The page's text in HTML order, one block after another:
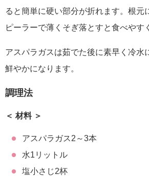
ると簡単に硬い部分が折れます。根元
ピーラーで薄くそぎ落とすと食べやす
アスパラガスは茹でた後に素早く冷水
鮮やかになります。
調理法
＜ 材料 ＞
アスパラガス2～3本
水1リットル
塩小さじ2杯